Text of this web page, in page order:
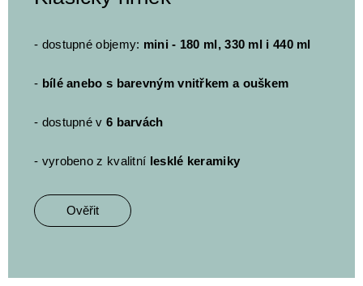
- dostupné objemy: mini - 180 ml, 330 ml i 440 ml
- bílé anebo s barevným vnitřkem a ouškem
- dostupné v 6 barvách
- vyrobeno z kvalitní lesklé keramiky
Ověřit